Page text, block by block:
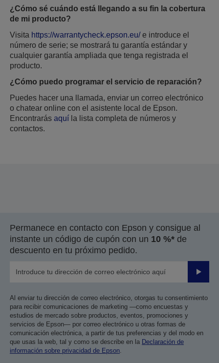
¿Cómo sé cuándo está llegando a su fin la cobertura
de mi producto?
Visita https://warrantycheck.epson.eu/e introduce el
número de serie; se mostrará tu garantía estándar y
cualquier garantía ampliada que tenga registrada el
producto.
¿Cómo puedo programar el servicio de reparación?
Puedes hacer una llamada, enviar un correo electrónico
o chatear online con el asistente local de Epson.
Encontrarás aquí la lista completa de números y
contactos.
Permanece en contacto con Epson y consigue al
instante un código de cupón con un 10 %* de
descuento en tu próximo pedido.
Enviar
Al enviar tu dirección de correo electrónico, otorgas tu consentimiento
para recibir comunicaciones de marketing —como encuestas y
estudios de mercado sobre productos, eventos, promociones y
servicios de Epson— por correo electrónico u otras formas de
comunicación electrónica, a partir de tus preferencias y del modo en
que usas la web, tal y como se describe en la Declaración de
información sobre privacidad de Epson.